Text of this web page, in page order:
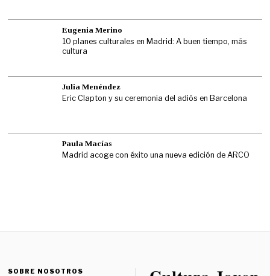
Eugenia Merino
10 planes culturales en Madrid: A buen tiempo, más
cultura
Julia Menéndez
Eric Clapton y su ceremonia del adiós en Barcelona
Paula Macías
Madrid acoge con éxito una nueva edición de ARCO
SOBRE NOSOTROS